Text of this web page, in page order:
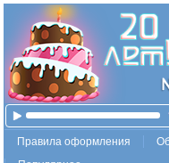
Правила оформления